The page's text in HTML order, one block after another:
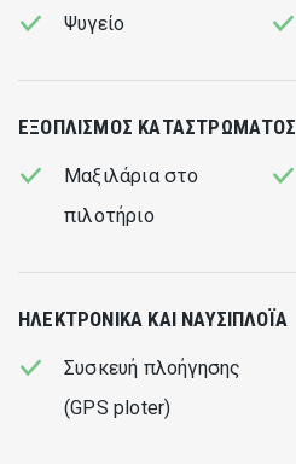
Ψυγείο
ΕΞΟΠΛΙΣΜΌΣ ΚΑΤΑΣΤΡΏΜΑΤΟΣ
Μαξιλάρια στο
πιλοτήριο
ΗΛΕΚΤΡΟΝΙΚΆ ΚΑΙ ΝΑΥΣΙΠΛΟΪΑ
Συσκευή πλοήγησης
(GPS ploter)